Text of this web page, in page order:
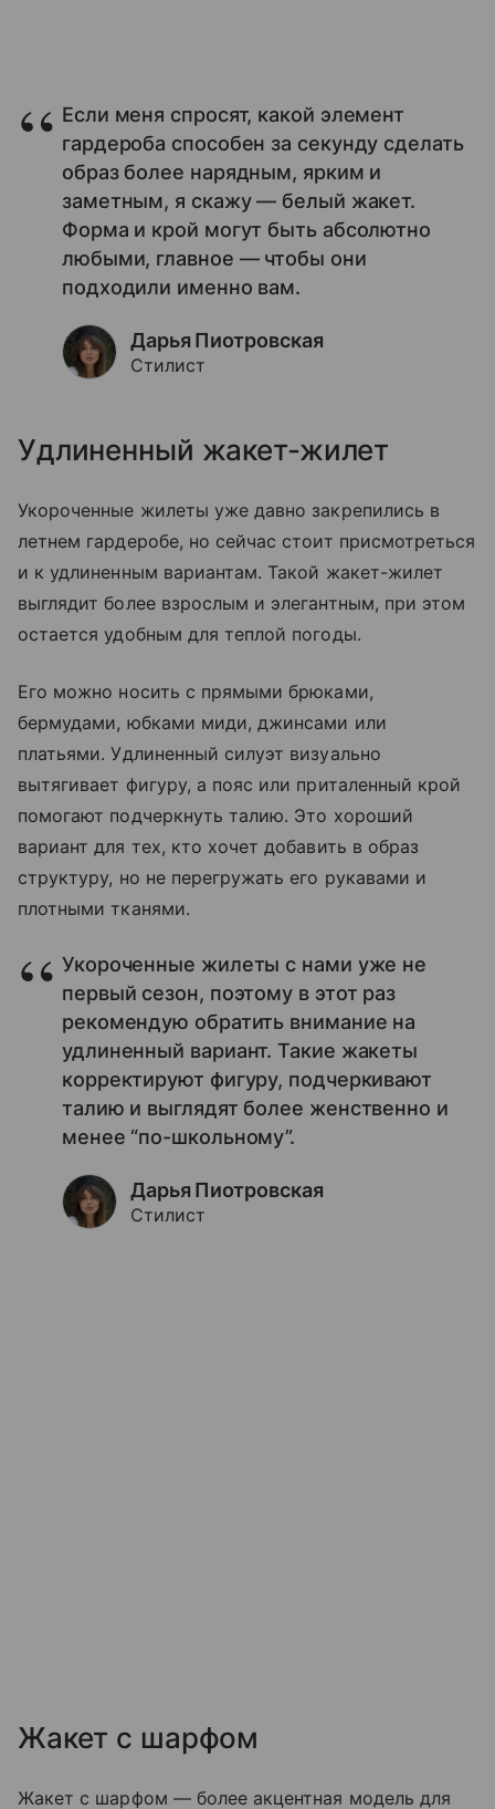
Если меня спросят, какой элемент
гардероба способен за секунду сделать
образ более нарядным, ярким и
заметным, я скажу — белый жакет.
Форма и крой могут быть абсолютно
любыми, главное — чтобы они
подходили именно вам.
Дарья Пиотровская
Стилист
Удлиненный жакет-жилет
Укороченные жилеты уже давно закрепились в
летнем гардеробе, но сейчас стоит присмотреться
и к удлиненным вариантам. Такой жакет-жилет
выглядит более взрослым и элегантным, при этом
остается удобным для теплой погоды.
Его можно носить с прямыми брюками,
бермудами, юбками миди, джинсами или
платьями. Удлиненный силуэт визуально
вытягивает фигуру, а пояс или приталенный крой
помогают подчеркнуть талию. Это хороший
вариант для тех, кто хочет добавить в образ
структуру, но не перегружать его рукавами и
плотными тканями.
Укороченные жилеты с нами уже не
первый сезон, поэтому в этот раз
рекомендую обратить внимание на
удлиненный вариант. Такие жакеты
корректируют фигуру, подчеркивают
талию и выглядят более женственно и
менее “по-школьному”.
Дарья Пиотровская
Стилист
Жакет с шарфом
Жакет с шарфом — более акцентная модель для